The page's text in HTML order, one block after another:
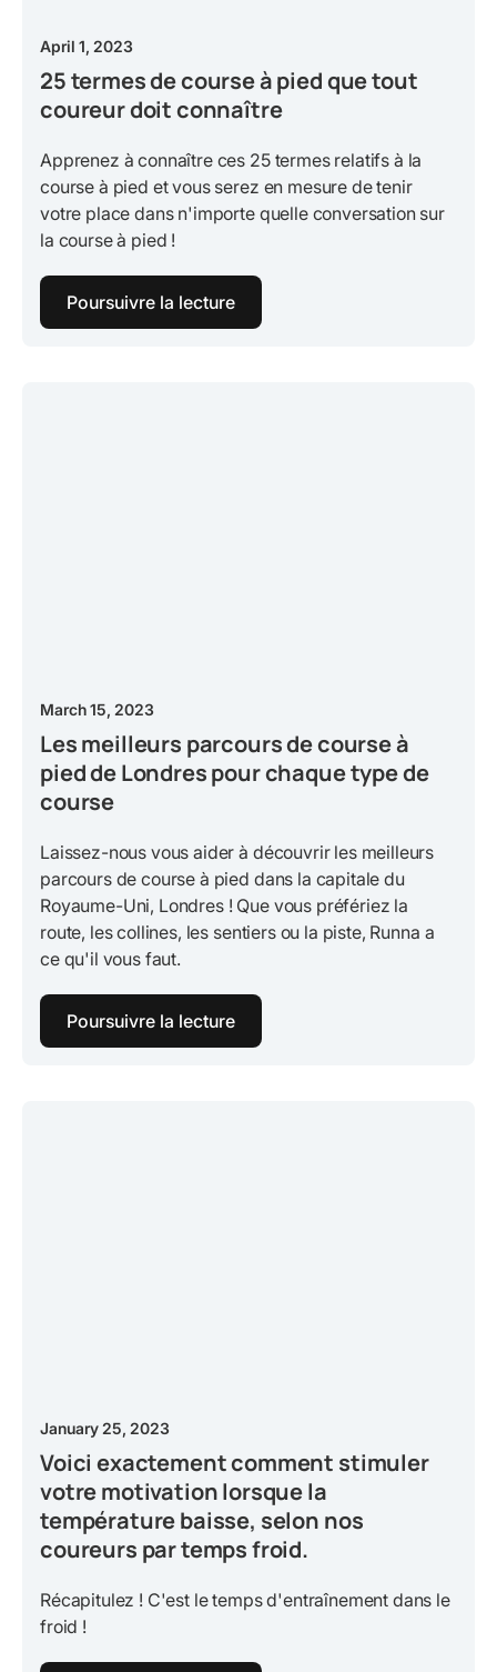
April 1, 2023
25 termes de course à pied que tout
coureur doit connaître
Apprenez à connaître ces 25 termes relatifs à la
course à pied et vous serez en mesure de tenir
votre place dans n'importe quelle conversation sur
la course à pied !
Poursuivre la lecture
March 15, 2023
Les meilleurs parcours de course à
pied de Londres pour chaque type de
course
Laissez-nous vous aider à découvrir les meilleurs
parcours de course à pied dans la capitale du
Royaume-Uni, Londres ! Que vous préfériez la
route, les collines, les sentiers ou la piste, Runna a
ce qu'il vous faut.
Poursuivre la lecture
January 25, 2023
Voici exactement comment stimuler
votre motivation lorsque la
température baisse, selon nos
coureurs par temps froid.
Récapitulez ! C'est le temps d'entraînement dans le
froid !